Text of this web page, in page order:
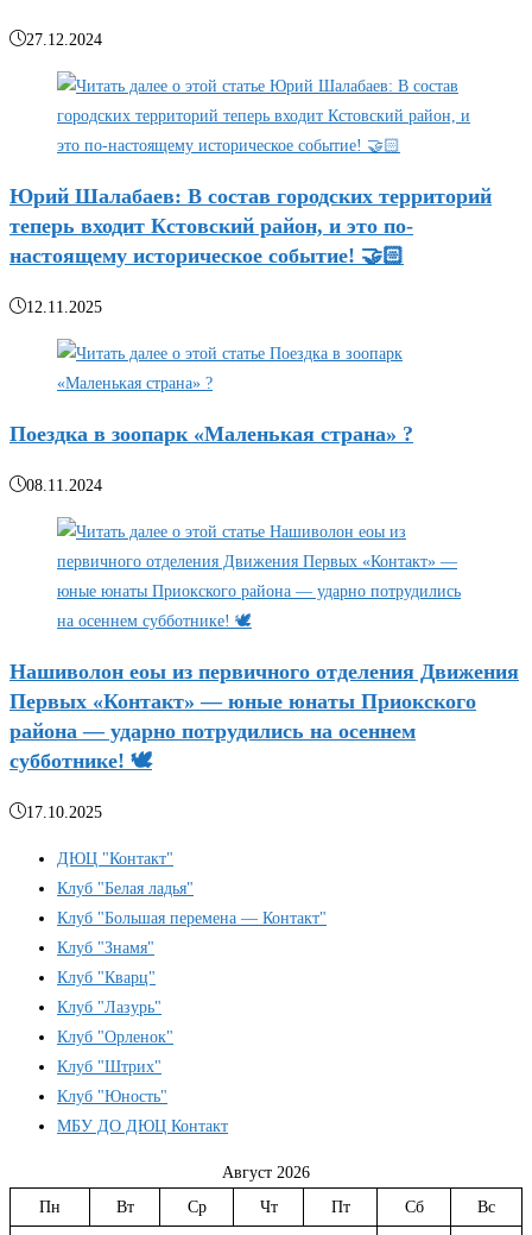
27.12.2024
Юрий Шалабаев: В состав городских территорий
теперь входит Кстовский район, и это по-
настоящему историческое событие! 🤝🏻
12.11.2025
Поездка в зоопарк «Маленькая страна» ?
08.11.2024
Нашиволон еоы из первичного отделения Движения
Первых «Контакт» — юные юнаты Приокского
района — ударно потрудились на осеннем
субботнике! 🕊️
17.10.2025
ДЮЦ "Контакт"
Клуб "Белая ладья"
Клуб "Большая перемена — Контакт"
Клуб "Знамя"
Клуб "Кварц"
Клуб "Лазурь"
Клуб "Орленок"
Клуб "Штрих"
Клуб "Юность"
МБУ ДО ДЮЦ Контакт
Август 2026
Пн
Вт Ср Чт Пт Сб Вс